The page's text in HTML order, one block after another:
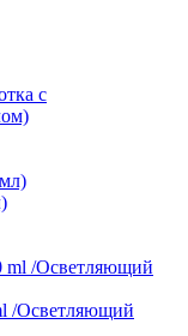
с
/Осветляющий